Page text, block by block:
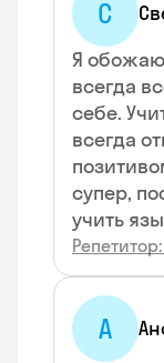
C
Я обожаю
всегда
себе.
всегда
супер,
учить
А